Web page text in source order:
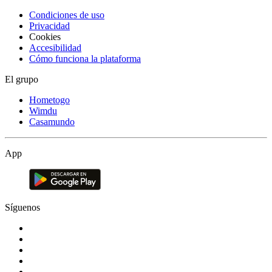
Condiciones de uso
Privacidad
Cookies
Accesibilidad
Cómo funciona la plataforma
El grupo
Hometogo
Wimdu
Casamundo
App
Síguenos